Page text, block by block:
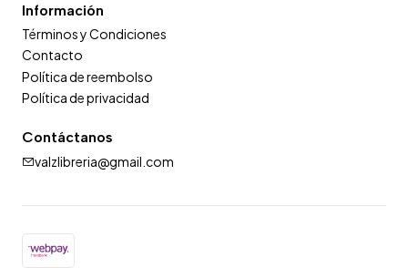
Información
Términos y Condiciones
Contacto
Política de reembolso
Política de privacidad
Contáctanos
valzlibreria@gmail.com